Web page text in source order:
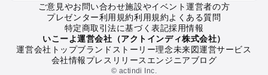
箱根（湯本・強羅・小涌谷・仙石原・芦ノ湖）のプールお出か
秦野・南足柄・丹沢のプールお出かけ
戸塚・港南・旭・瀬谷・泉（横浜）のプールお出かけ
ご意見やお問い合わせ施設やイベント運営者の方
プレゼンター利用規約利用規約よくある質問
特定商取引法に基づく表記採用情報
いこーよ運営会社（アクトインディ株式会社）
運営会社トップブランドストーリー理念未来図運営サービス
会社情報プレスリリース エンジニアブログ
© actindi Inc.